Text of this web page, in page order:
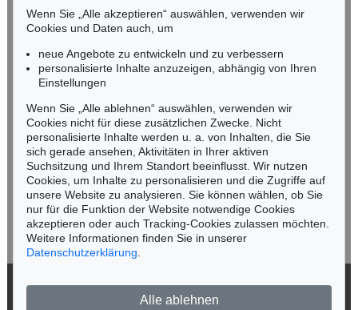
Mobil: +49 (0)171 8618661
n.kassel@kettererkunst.de
Keine Auktion mehr verpassen!
Wir informieren Sie rechtzeitig.
Jetzt zum Newsletter anmelden >
Wenn Sie „Alle akzeptieren“ auswählen, verwenden wir
Cookies und Daten auch, um
neue Angebote zu entwickeln und zu verbessern
personalisierte Inhalte anzuzeigen, abhängig von Ihren
Einstellungen
Wenn Sie „Alle ablehnen“ auswählen, verwenden wir
Cookies nicht für diese zusätzlichen Zwecke. Nicht
personalisierte Inhalte werden u. a. von Inhalten, die Sie
sich gerade ansehen, Aktivitäten in Ihrer aktiven
Suchsitzung und Ihrem Standort beeinflusst. Wir nutzen
Cookies, um Inhalte zu personalisieren und die Zugriffe auf
unsere Website zu analysieren. Sie können wählen, ob Sie
nur für die Funktion der Website notwendige Cookies
akzeptieren oder auch Tracking-Cookies zulassen möchten.
Weitere Informationen finden Sie in unserer
Datenschutzerklärung
Alle ablehnen